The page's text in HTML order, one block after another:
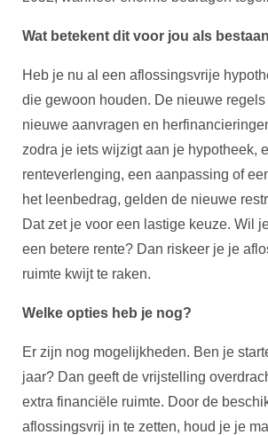
Wat betekent dit voor jou als
Heb je nu al een aflossingsvrije
die gewoon houden. De nieuwe
nieuwe aanvragen en
zodra je iets wijzigt aan je hypotheek,
renteverlenging, een aanpassing of
het leenbedrag, gelden de nieuwe
Dat zet je voor een lastige keuze. Wil
een betere rente? Dan riskeer je je
ruimte kwijt te raken.
Welke opties heb je nog?
Er zijn nog mogelijkheden. Ben je
jaar? Dan geeft de vrijstelling
extra financiële ruimte. Door de
aflossingsvrij in te zetten, houd je je